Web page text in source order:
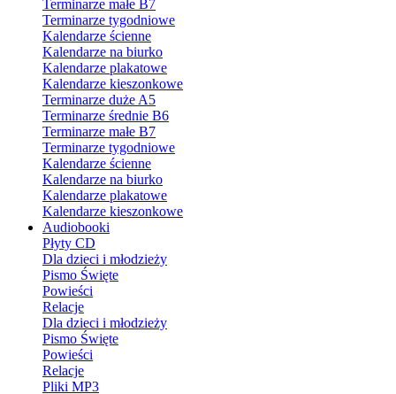
Terminarze małe B7
Terminarze tygodniowe
Kalendarze ścienne
Kalendarze na biurko
Kalendarze plakatowe
Kalendarze kieszonkowe
Terminarze duże A5
Terminarze średnie B6
Terminarze małe B7
Terminarze tygodniowe
Kalendarze ścienne
Kalendarze na biurko
Kalendarze plakatowe
Kalendarze kieszonkowe
Audiobooki
Płyty CD
Dla dzieci i młodzieży
Pismo Święte
Powieści
Relacje
Dla dzieci i młodzieży
Pismo Święte
Powieści
Relacje
Pliki MP3